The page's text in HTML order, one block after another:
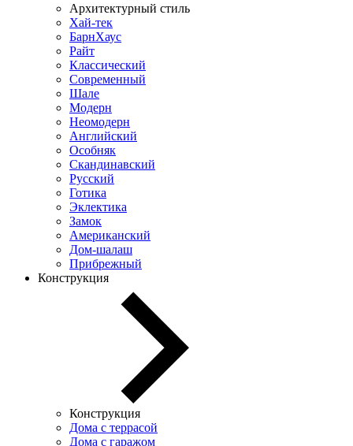
Архитектурный стиль
Хай-тек
БарнХаус
Райт
Классический
Современный
Шале
Модерн
Неомодерн
Английский
Особняк
Скандинавский
Русский
Готика
Эклектика
Замок
Американский
Дом-шалаш
Прибрежный
Конструкция
Конструкция
Дома с террасой
Дома с гаражом